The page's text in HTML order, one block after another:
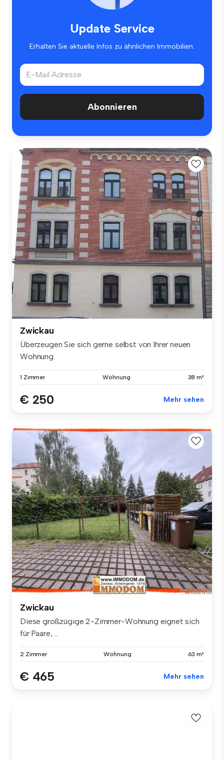
Update Service
Erhalten Sie aktuelle Infos zu ähnlichen Immobilien.
Abonnieren
Zwickau
Überzeugen Sie sich gerne selbst von Ihrer neuen
Wohnung.
1 Zimmer Wohnung 38 m²
€ 250 Mehr sehen
Zwickau
Diese großzügige 2-Zimmer-Wohnung eignet sich
für Paare, ...
2 Zimmer Wohnung 63 m²
€ 465 Mehr sehen